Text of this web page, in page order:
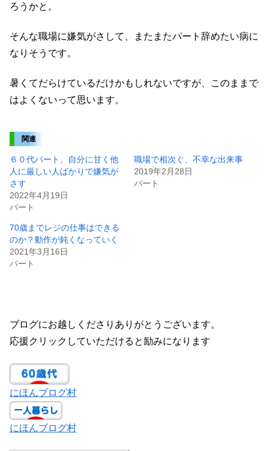
ろうかと。
そんな職場に嫌気がさして、またまたパート辞めたい病に
なりそうです。
暑くてだらけているだけかもしれないですが、このままで
はよくないって思います。
関連
６０代パート、自分に甘く他
人に厳しい人ばかりで嫌気が
さす
2022年4月19日
パート
職場で相次ぐ、不幸な出来事
2019年2月28日
パート
70歳までレジの仕事はできる
のか？動作が鈍くなっていく
2021年3月16日
パート
ブログにお越しくださりありがとうございます。
応援クリックしていただけると励みになります
にほんブログ村
にほんブログ村